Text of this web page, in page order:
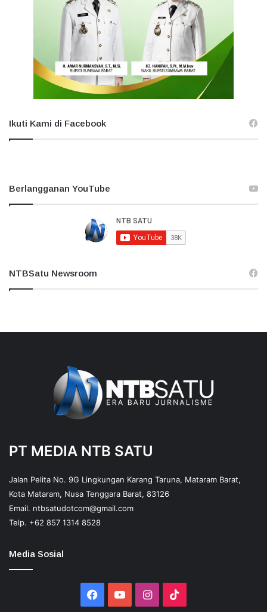
Ikuti Kami di Facebook
Berlangganan YouTube
NTBSatu Newsroom
PT MEDIA NTB SATU
Jalan Pelita No. 9G Lingkungan Karang Taruna, Mataram Barat,
Kota Mataram, Nusa Tenggara Barat, 83126
Email. ntbsatudotcom@gmail.com
Telp. +62 857 1314 8528
Media Sosial
Facebook
YouTubeInstagram